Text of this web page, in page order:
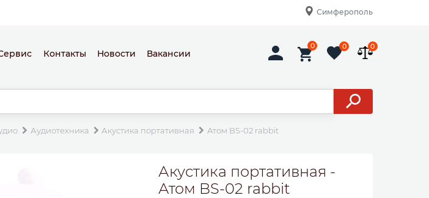
Симферополь
Контакты Новости Вакансии
0 0 0
Аудиотехника Акустика портативная Атом BS-02 rabbit
Акустика портативная -
Атом BS-02 rabbit